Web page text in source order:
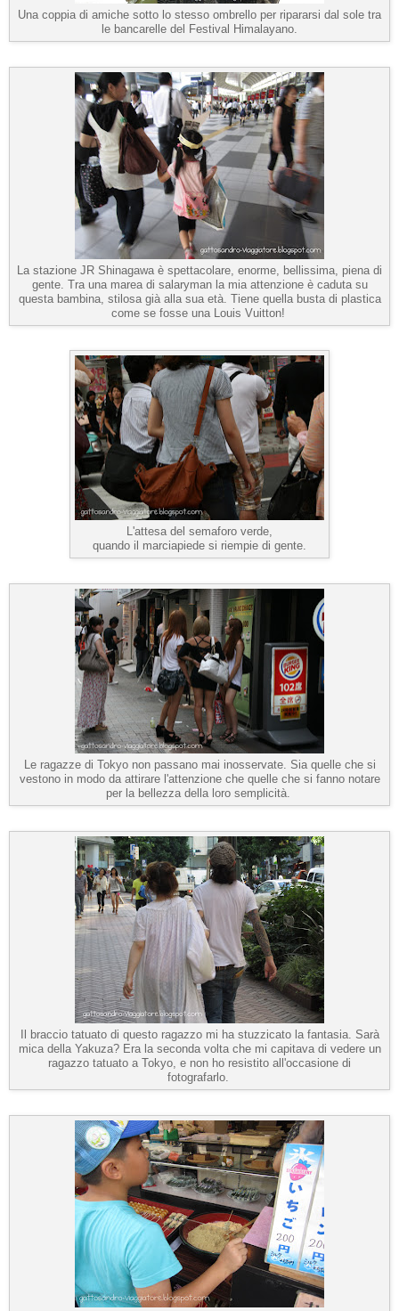
Una coppia di amiche sotto lo stesso ombrello per ripararsi dal sole tra
le bancarelle del Festival Himalayano.
La stazione JR Shinagawa è spettacolare, enorme, bellissima, piena di
gente. Tra una marea di salaryman la mia attenzione è caduta su
questa bambina, stilosa già alla sua età. Tiene quella busta di plastica
come se fosse una Louis Vuitton!
L'attesa del semaforo verde,
quando il marciapiede si riempie di gente.
Le ragazze di Tokyo non passano mai inosservate. Sia quelle che si
vestono in modo da attirare l'attenzione che quelle che si fanno notare
per la bellezza della loro semplicità.
Il braccio tatuato di questo ragazzo mi ha stuzzicato la fantasia. Sarà
mica della Yakuza? Era la seconda volta che mi capitava di vedere un
ragazzo tatuato a Tokyo, e non ho resistito all'occasione di
fotografarlo.